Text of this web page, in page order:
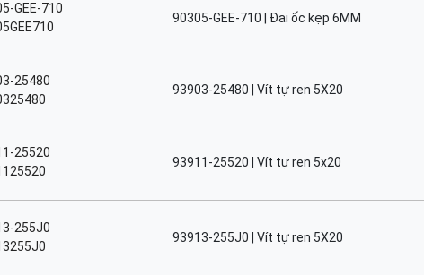
GEE-710
90305-GEE-710 | Đai ốc kẹp 6MM
25480
93903-25480 | Vít tự ren 5X20
25520
93911-25520 | Vít tự ren 5x20
255J0
93913-255J0 | Vít tự ren 5X20